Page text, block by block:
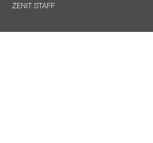
ZENIT STAFF